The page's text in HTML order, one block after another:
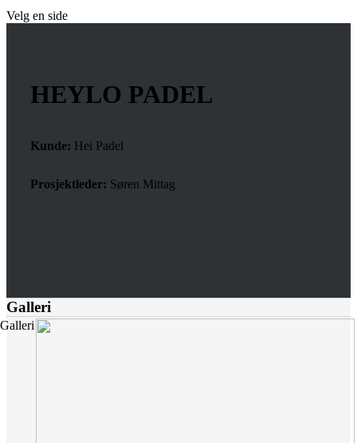
Velg en side
HEYLO PADEL
Kunde: Hei Padel
Prosjektleder: Søren Mittag
Galleri
Galleri